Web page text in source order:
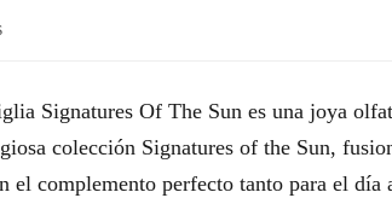
Signatures Of The Sun es una joya
colección Signatures of the Sun,
el complemento perfecto tanto para el día